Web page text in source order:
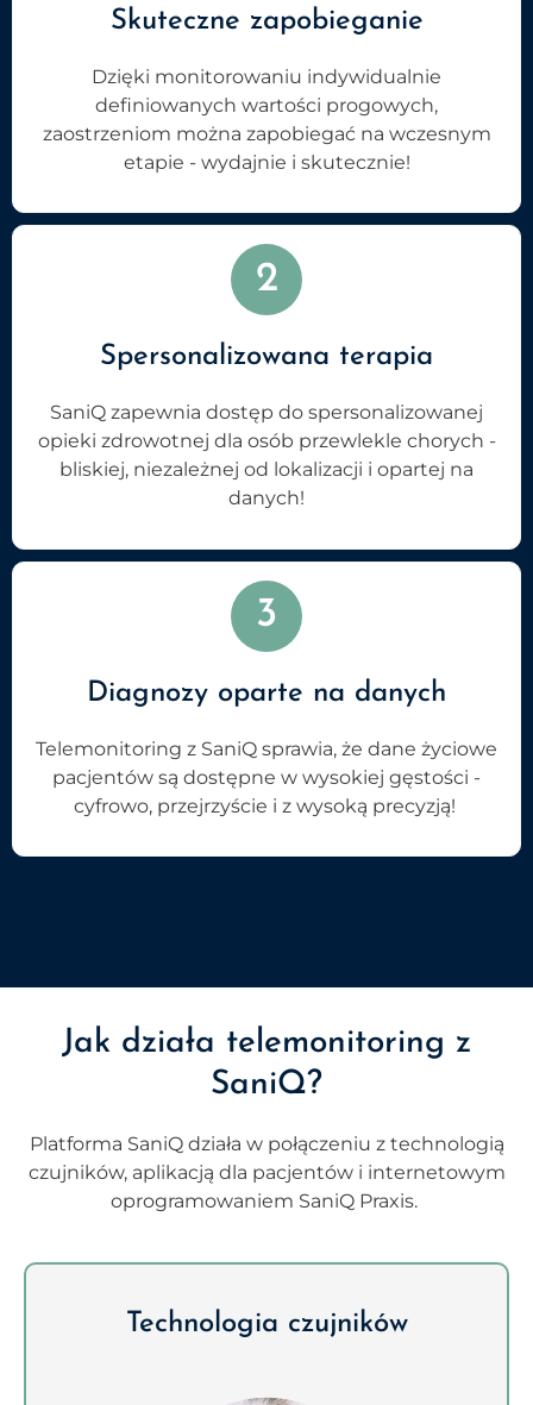
Skuteczne zapobieganie
Dzięki monitorowaniu indywidualnie
definiowanych wartości progowych,
zaostrzeniom można zapobiegać na wczesnym
etapie - wydajnie i skutecznie!
2
Spersonalizowana terapia
SaniQ zapewnia dostęp do spersonalizowanej
opieki zdrowotnej dla osób przewlekle chorych -
bliskiej, niezależnej od lokalizacji i opartej na
danych!
3
Diagnozy oparte na danych
Telemonitoring z SaniQ sprawia, że dane życiowe
pacjentów są dostępne w wysokiej gęstości -
cyfrowo, przejrzyście i z wysoką precyzją!
Jak działa telemonitoring z
SaniQ?
Platforma SaniQ działa w połączeniu z technologią
czujników, aplikacją dla pacjentów i internetowym
oprogramowaniem SaniQ Praxis.
Technologia czujników